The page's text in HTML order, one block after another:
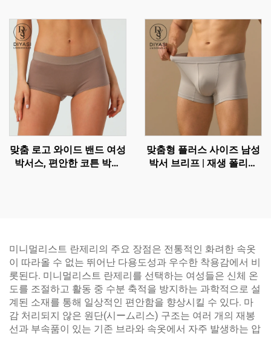
티
맞춤 로고 와이드 밴드 여성
박서스, 편안한 코튼 박서
맞춤형 플러스 사이즈 남성
박서 브리프 | 재생 폴리에
미니멀리스트 란제리의 주요 장점은 전통적인 화려한 속옷
이 따라올 수 없는 뛰어난 다용도성과 우수한 착용감에서 비
롯된다. 미니멀리스트 란제리를 선택하는 여성들은 신체 온
도를 조절하고 활동 중 수분 축적을 방지하는 과학적으로 설
계된 소재를 통해 일상적인 편안함을 향상시킬 수 있다. 마
감 처리되지 않은 원단(시ーム리스) 구조는 여러 개의 재봉
선과 부속품이 있는 기존 브라와 속옷에서 자주 발생하는 압